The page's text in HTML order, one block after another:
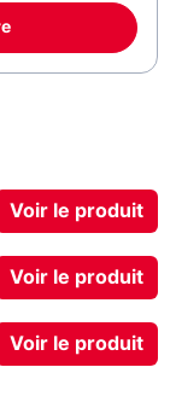
Voir le produit
Voir le produit
Voir le produit